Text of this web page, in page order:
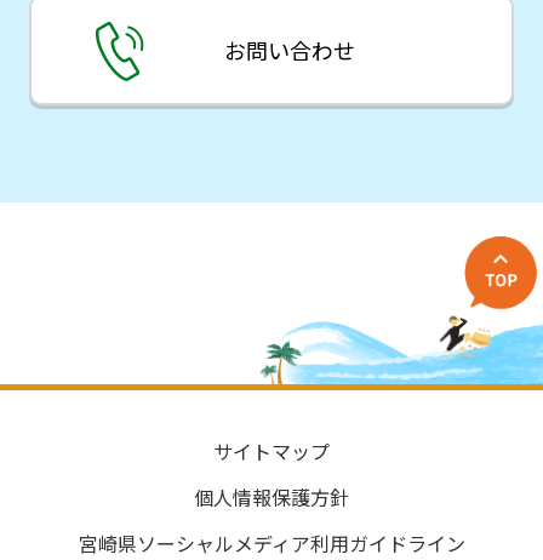
お問い合わせ
サイトマップ
個人情報保護方針
宮崎県ソーシャルメディア利用ガイドライン